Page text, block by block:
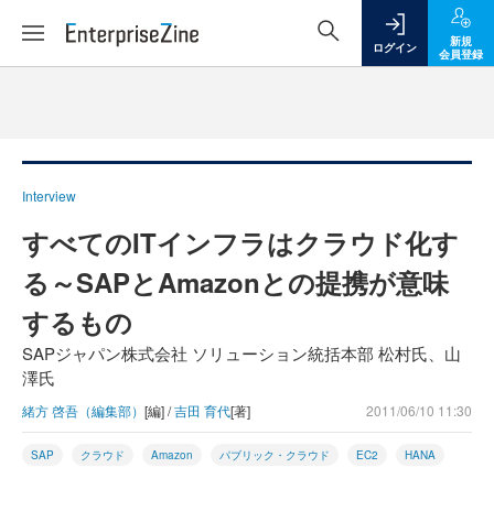
ログイン
新規
会員登録
Interview
すべてのITインフラはクラウド化す
る～SAPとAmazonとの提携が意味
するもの
SAPジャパン株式会社 ソリューション統括本部 松村氏、山
澤氏
緒方 啓吾（編集部） [編] /吉田 育代[著] 2011/06/10 11:30
SAP クラウド Amazon パブリック・クラウド EC2 HANA